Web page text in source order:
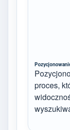
proces,